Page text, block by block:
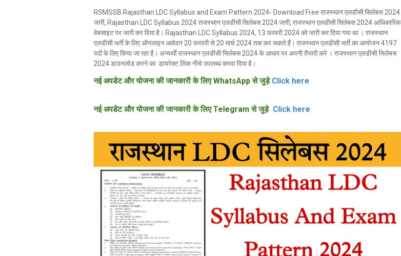
RSMSSB Rajasthan LDC Syllabus and Exam Pattern 2024- Download Free राजस्थान एलडीसी सिलेबस 2024
जारी, Rajasthan LDC Syllabus 2024 राजस्थान एलडीसी सिलेबस 2024 जारी, राजस्थान एलडीसी सिलेबस 2024 आधिकारिक
वेबसाइट पर जारी कर दिया है। Rajasthan LDC Syllabus 2024, 13 फरवरी 2024 को जारी कर दिया गया था । राजस्थान
एलडीसी भर्ती के लिए ऑनलाइन आवेदन 20 फरवरी से 20 मार्च 2024 तक कर सकते हैं। राजस्थान एलडीसी भर्ती का आयोजन 4197
पदों के लिए किया जा रहा है। अभ्यर्थी राजस्थान एलडीसी सिलेबस 2024 के आधार पर अपनी तैयारी करे । राजस्थान एलडीसी सिलेबस
2024 डाउनलोड करने का डायरेक्ट लिंक नीचे उपलब्ध करवा दिया है।
नई अपडेट और योजना की जानकारी के लिए WhatsApp से जुड़ेClick here
नई अपडेट और योजना की जानकारी के लिए Telegram से जुड़ेClick here